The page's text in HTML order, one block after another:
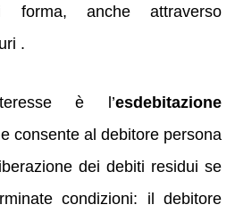
forma, anche attraverso
.
è l’esdebitazione
consente al debitore persona
dei debiti residui se
condizioni: il debitore